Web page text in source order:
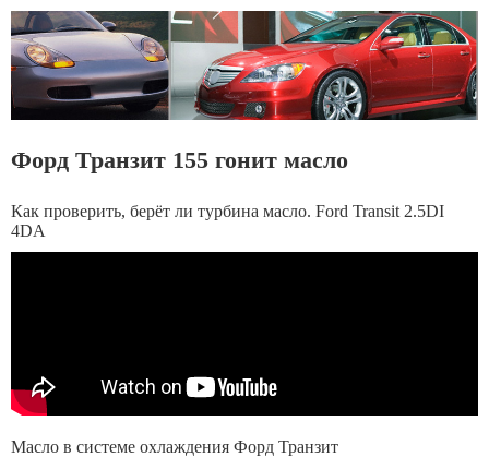
Форд Транзит 155 гонит масло
Как проверить, берёт ли турбина масло. Ford Transit 2.5DI
4DA
Масло в системе охлаждения Форд Транзит